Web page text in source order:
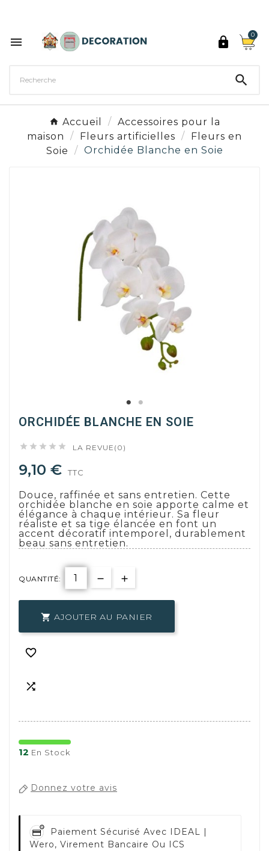
 
0

Accueil
Accessoires pour la
maison
Fleurs artificielles
Fleurs en
Soie
Orchidée Blanche en Soie
ORCHIDÉE BLANCHE EN SOIE
     LA REVUE(0)
9,10 € TTC
Douce, raffinée et sans entretien. Cette
orchidée blanche en soie apporte calme et
élégance à chaque intérieur. Sa fleur
réaliste et sa tige élancée en font un
accent décoratif intemporel, durablement
beau sans entretien.
QUANTITÉ:
 AJOUTER AU PANIER


12 En Stock
Donnez votre avis
Paiement Sécurisé Avec IDEAL |
Wero, Virement Bancaire Ou ICS